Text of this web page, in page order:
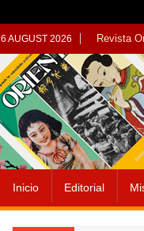
6 AUGUST 2026 Revista
Inicio Editorial